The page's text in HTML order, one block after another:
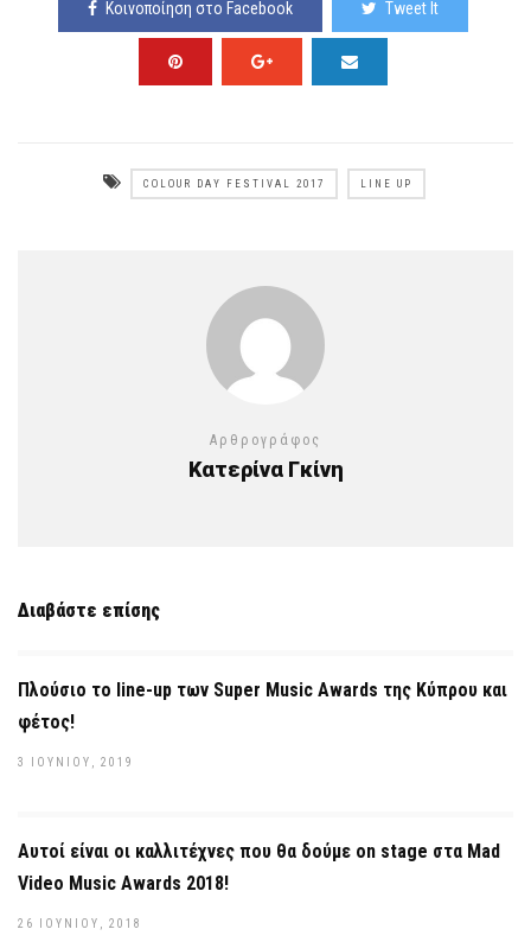
Κοινοποίηση στο Facebook Tweet It
COLOUR DAY FESTIVAL 2017 LINE UP
Αρθρογράφος
Κατερίνα Γκίνη
Διαβάστε επίσης
Πλούσιο το line-up των Super Music Awards της Κύπρου και
φέτος!
3 ΙΟΥΝΊΟΥ, 2019
Αυτοί είναι οι καλλιτέχνες που θα δούμε on stage στα Mad
Video Music Awards 2018!
26 ΙΟΥΝΊΟΥ, 2018